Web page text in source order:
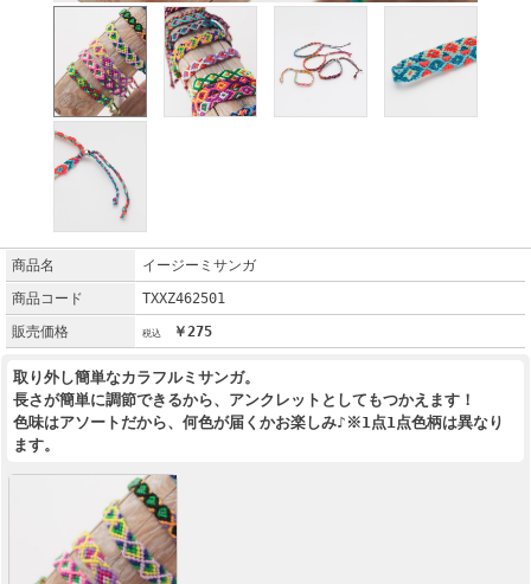
商品名
イージーミサンガ
商品コード
TXXZ462501
販売価格
￥275
取り外し簡単なカラフルミサンガ。
長さが簡単に調節できるから、アンクレットとしてもつかえます！
色味はアソートだから、何色が届くかお楽しみ♪※1点1点色柄は異なり
ます。